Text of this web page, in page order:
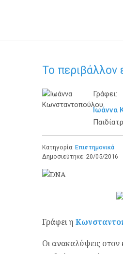
Το περιβάλλον
Γράφει:
Ιωάννα
Κατηγορία: Επιστημονικά
Δημοσιεύτηκε: 20/05/2016
Γράφει η
Oι ανακαλύψεις στον